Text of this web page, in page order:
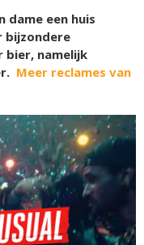
dame een huis
bijzondere
bier, namelijk
Meer reclames van